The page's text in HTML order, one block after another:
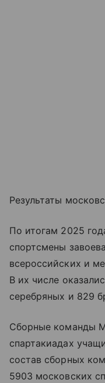
Результаты
По итогам 2025
спортсмены
всероссийских и
В их числе
серебряных и 829
Сборные команды
спартакиадах
состав сборных
5903 московских